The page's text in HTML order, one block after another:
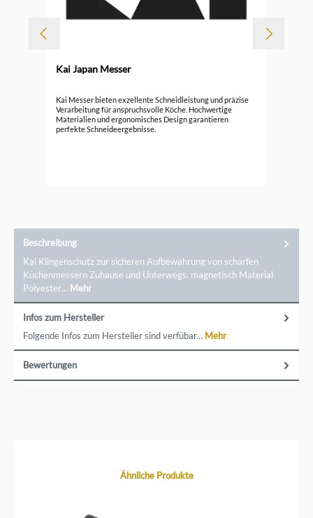
Kai Japan Messer
Kai Messer bieten exzellente Schneidleistung und präzise
Verarbeitung für anspruchsvolle Köche. Hochwertige
Materialien und ergonomisches Design garantieren
perfekte Schneideergebnisse.
Beschreibung
Kai Klingenschutz zur sicheren Aufbewahrung von scharfen
Küchenmessern Zuhause und Unterwegs. magnetisch Material
Polyester… Mehr
Infos zum Hersteller
Folgende Infos zum Hersteller sind verfübar... Mehr
Bewertungen
Produktgalerie überspringenÄhnliche Produkte